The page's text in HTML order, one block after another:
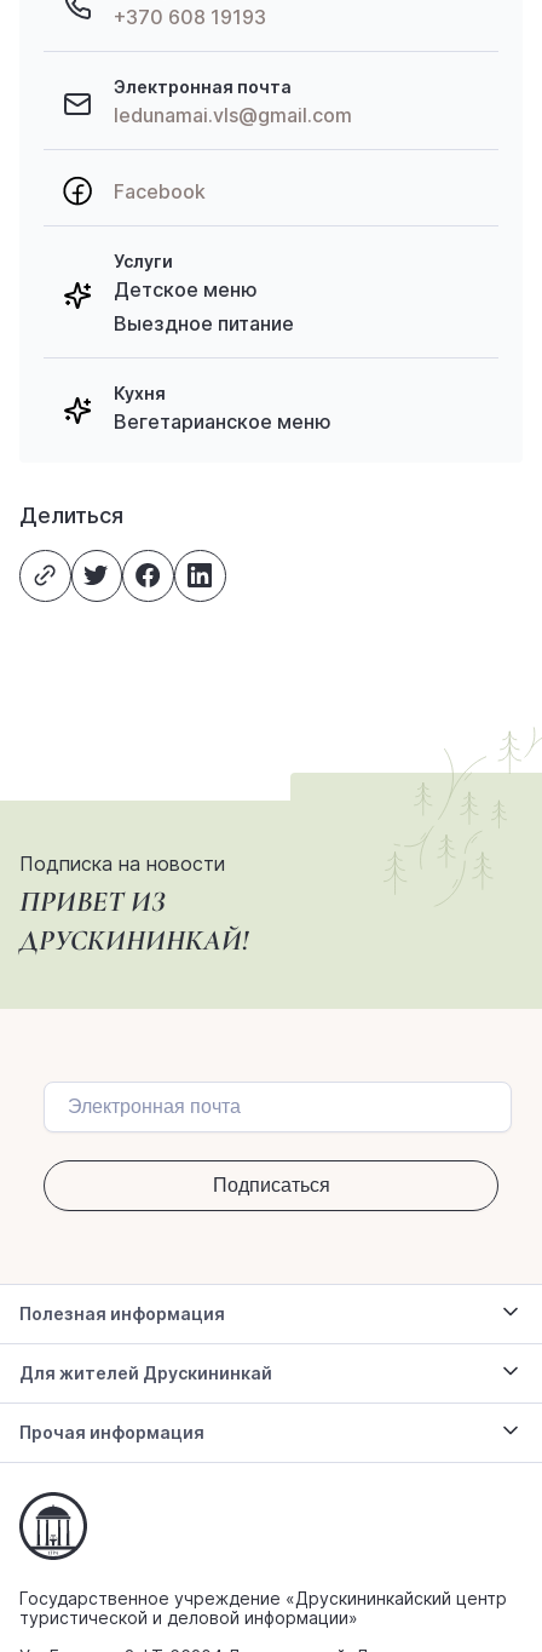
+370 608 19193
Электронная почта
ledunamai.vls@gmail.com
Facebook
Услуги
Детское меню
Выездное питание
Кухня
Вегетарианское меню
Делиться
Подписка на новости
ПРИВЕТ ИЗ
ДРУСКИНИНКАЙ!
Полезная информация
Для жителей Друскининкай
Прочая информация
Государственное учреждение «Друскининкайский центр
туристической и деловой информации»